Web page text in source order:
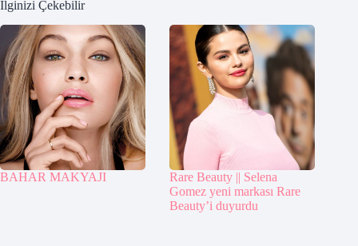
İlginizi Çekebilir
BAHAR MAKYAJI
Rare Beauty || Selena
Gomez yeni markası Rare
Beauty’i duyurdu